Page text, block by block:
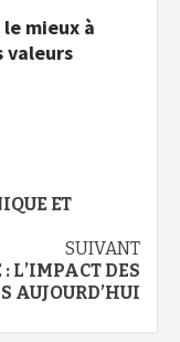
mieux à
valeurs
ET
SUIVANT
L’IMPACT DES
AUJOURD’HUI